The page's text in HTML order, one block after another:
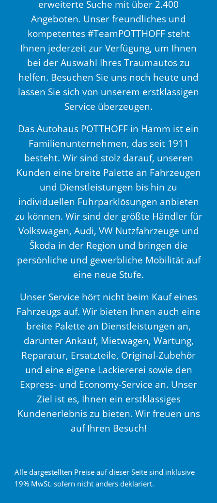
erweiterte Suche mit über 2.400
Angeboten. Unser freundliches und
kompetentes #TeamPOTTHOFF steht
Ihnen jederzeit zur Verfügung, um Ihnen
bei der Auswahl Ihres Traumautos zu
helfen. Besuchen Sie uns noch heute und
lassen Sie sich von unserem erstklassigen
Service überzeugen.
Das Autohaus POTTHOFF in Hamm ist ein
Familienunternehmen, das seit 1911
besteht. Wir sind stolz darauf, unseren
Kunden eine breite Palette an Fahrzeugen
und Dienstleistungen bis hin zu
individuellen Fuhrparklösungen anbieten
zu können. Wir sind der größte Händler für
Volkswagen, Audi, VW Nutzfahrzeuge und
Škoda in der Region und bringen die
persönliche und gewerbliche Mobilität auf
eine neue Stufe.
Unser Service hört nicht beim Kauf eines
Fahrzeugs auf. Wir bieten Ihnen auch eine
breite Palette an Dienstleistungen an,
darunter Ankauf, Mietwagen, Wartung,
Reparatur, Ersatzteile, Original-Zubehör
und eine eigene Lackiererei sowie den
Express- und Economy-Service an. Unser
Ziel ist es, Ihnen ein erstklassiges
Kundenerlebnis zu bieten. Wir freuen uns
auf Ihren Besuch!
Alle dargestellten Preise auf dieser Seite sind inklusive
19% MwSt. sofern nicht anders deklariert.